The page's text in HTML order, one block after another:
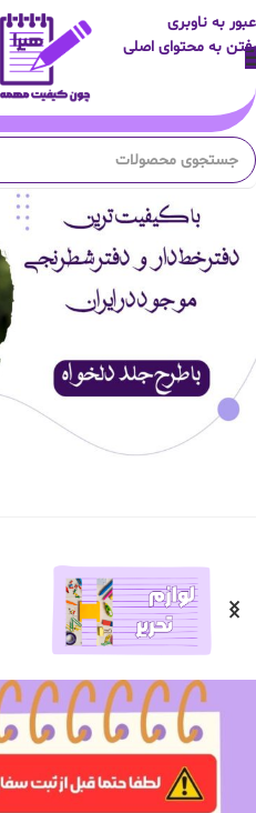
عبور به ناوبری
رفتن به محتوای اصلی